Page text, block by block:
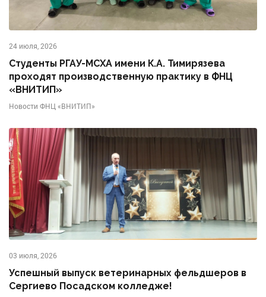
24 июля, 2026
Студенты РГАУ-МСХА имени К.А. Тимирязева
проходят производственную практику в ФНЦ
«ВНИТИП»
Новости ФНЦ «ВНИТИП»
03 июля, 2026
Успешный выпуск ветеринарных фельдшеров в
Сергиево Посадском колледже!